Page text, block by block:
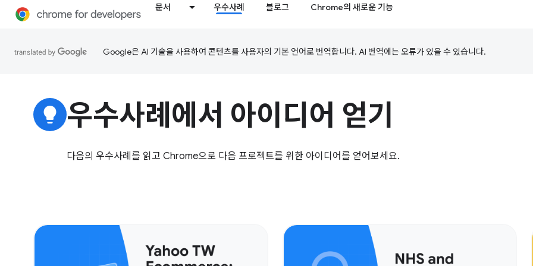
문서 우수사례 블로그 Chrome의 새로운 기능
Google은 AI 기술을 사용하여 콘텐츠를 사용자의 기본 언어로 번역합니다. AI 번역에는 오류가 있을 수 있습니다.
lightbulb 우수사례에서 아이디어 얻기
다음의 우수사례를 읽고 Chrome으로 다음 프로젝트를 위한 아이디어를 얻어보세요.